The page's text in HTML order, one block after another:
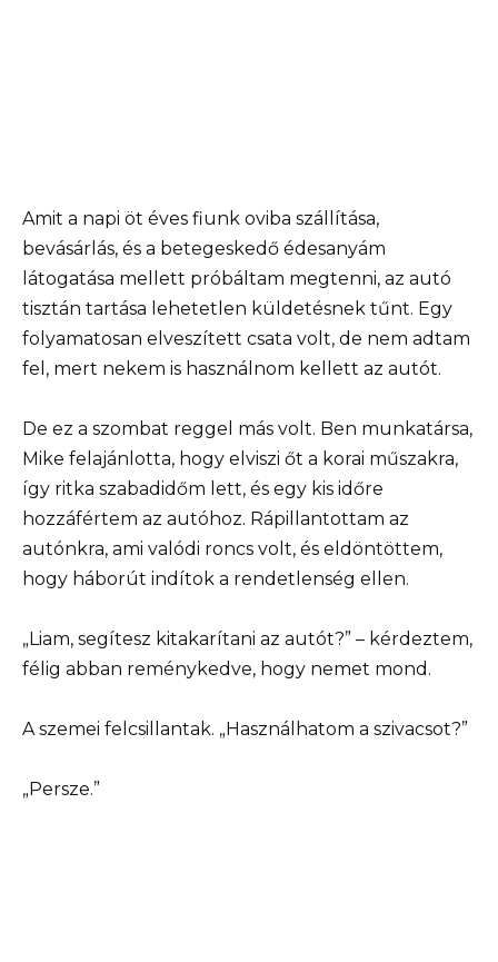
Amit a napi öt éves fiunk oviba szállítása,
bevásárlás, és a betegeskedő édesanyám
látogatása mellett próbáltam megtenni, az autó
tisztán tartása lehetetlen küldetésnek tűnt. Egy
folyamatosan elveszített csata volt, de nem adtam
fel, mert nekem is használnom kellett az autót.
De ez a szombat reggel más volt. Ben munkatársa,
Mike felajánlotta, hogy elviszi őt a korai műszakra,
így ritka szabadidőm lett, és egy kis időre
hozzáfértem az autóhoz. Rápillantottam az
autónkra, ami valódi roncs volt, és eldöntöttem,
hogy háborút indítok a rendetlenség ellen.
„Liam, segítesz kitakarítani az autót?” – kérdeztem,
félig abban reménykedve, hogy nemet mond.
A szemei felcsillantak. „Használhatom a szivacsot?”
„Persze.”